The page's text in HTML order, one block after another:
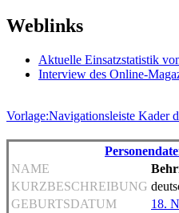
Weblinks
Aktuelle Einsatzstatistik
Interview des Online-
Vorlage:Navigationsleiste Kader
NAME
KURZBESCHREIBUNG
GEBURTSDATUM
18.